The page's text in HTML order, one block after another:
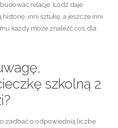
relacje. Łódź daje
inni sztukę, a jeszcze inni
każdy może znaleźć coś dla
szkolną 2
zadbać o odpowiednią liczbę